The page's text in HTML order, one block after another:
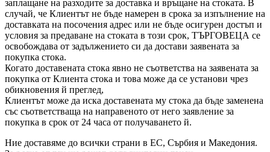
заплащане на разходите за доставка и връщане на стоката. В
случай, че Клиентът не бъде намерен в срока за изпълнение на
доставката на посочения адрес или не бъде осигурен достъп и
условия за предаване на стоката в този срок, ТЪРГОВЕЦА се
освобождава от задължението си да достави заявената за
покупка стока.
Когато доставената стока явно не съответства на заявената за
покупка от Клиента стока и това може да се установи чрез
обикновения й преглед,
Клиентът може да иска доставената му стока да бъде заменена
със съответстваща на направеното от него заявление за
покупка в срок от 24 часа от получаването й.
Ние доставяме до всички страни в ЕС, Сърбия и Македония.